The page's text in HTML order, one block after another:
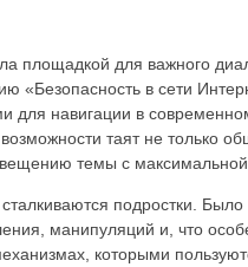
площадкой для важного
«Безопасность в сети
навигации в
таят не только
темы с максимальной
подростки.
манипуляций и, что
которыми